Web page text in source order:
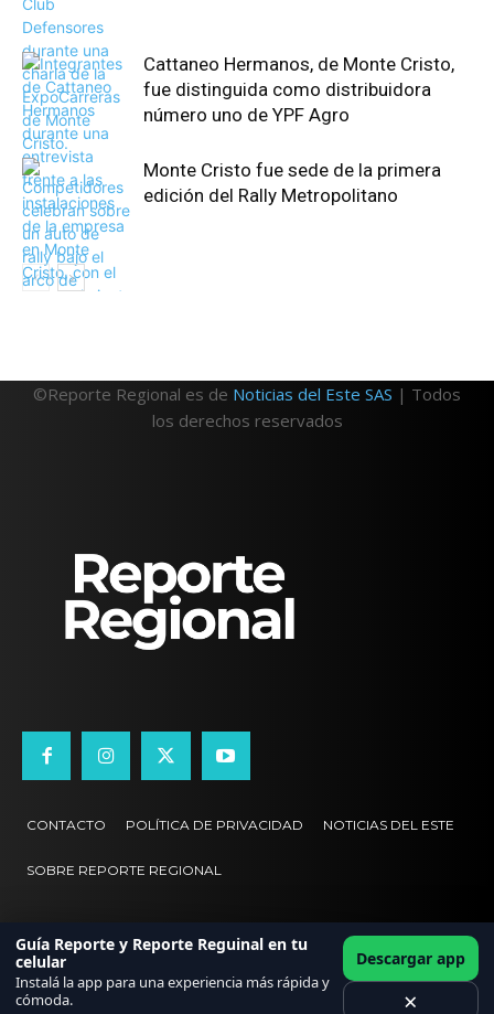
Cattaneo Hermanos, de Monte Cristo,
fue distinguida como distribuidora
número uno de YPF Agro
Monte Cristo fue sede de la primera
edición del Rally Metropolitano
©Reporte Regional es de Noticias del Este SAS | Todos
los derechos reservados
CONTACTO POLÍTICA DE PRIVACIDAD NOTICIAS DEL ESTE
SOBRE REPORTE REGIONAL
Guía Reporte y Reporte Reguinal en tu
celular
Instalá la app para una experiencia más rápida y
cómoda.
Descargar app
×